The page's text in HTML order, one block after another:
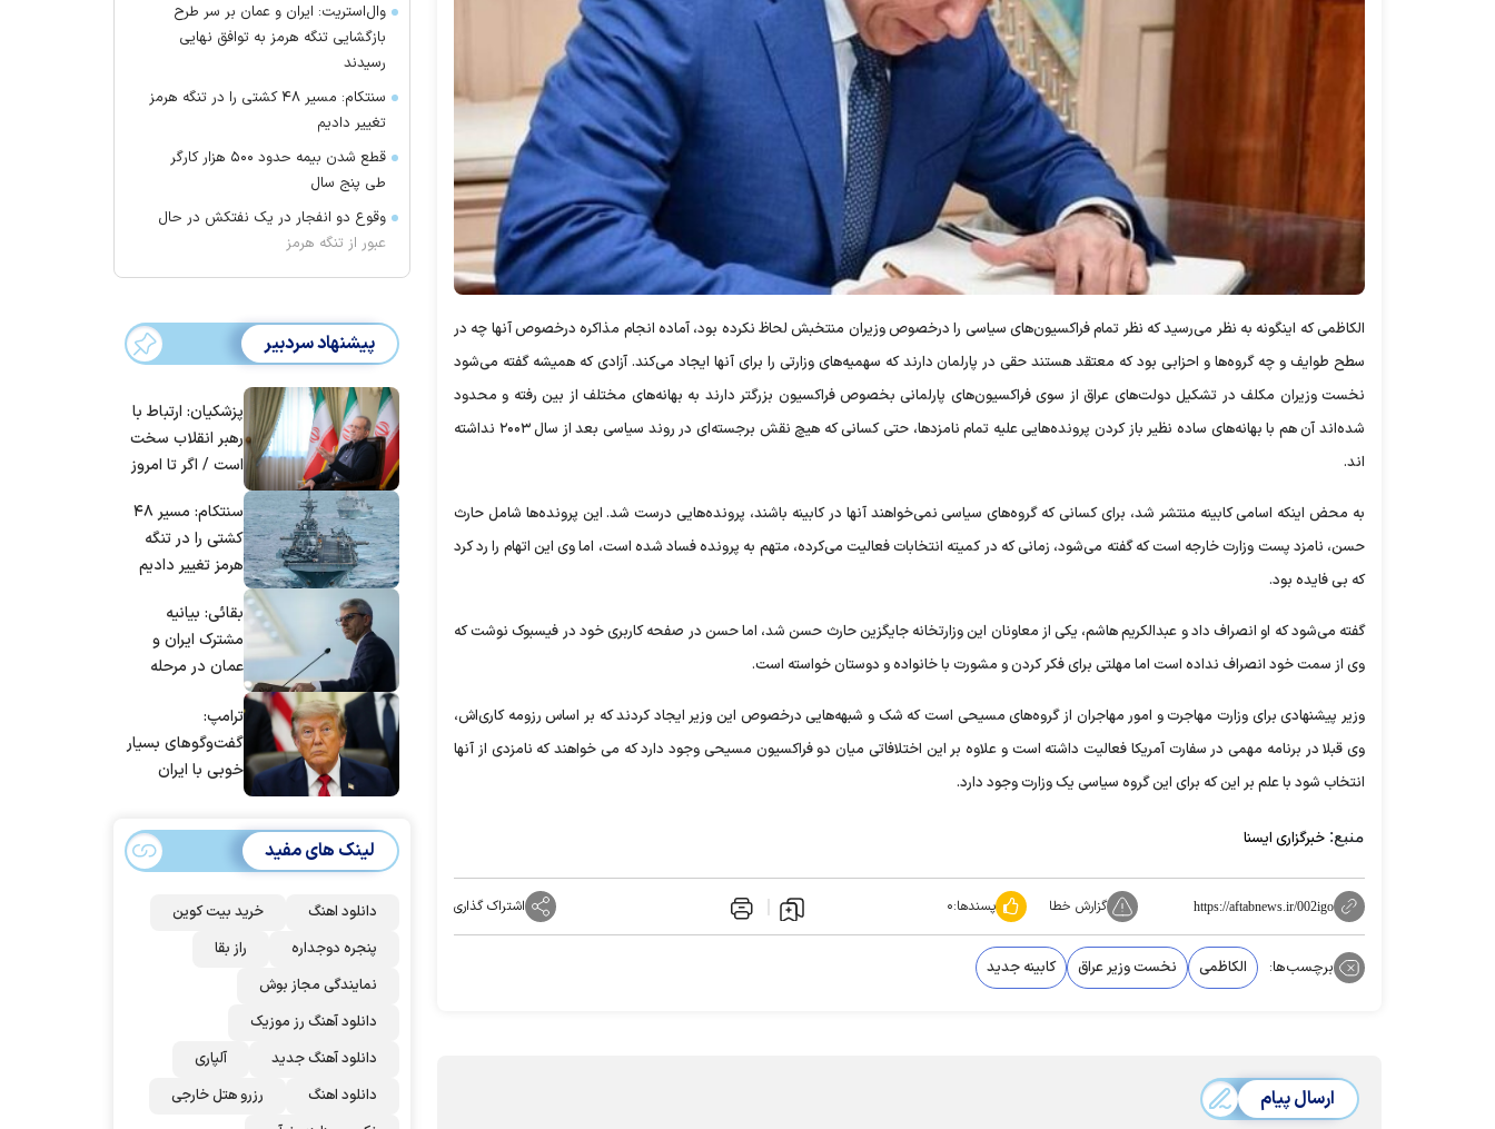
الکاظمی که اینگونه به نظر می‌رسید که نظر تمام فراکسیون‌های سیاسی را درخصوص وزیران منتخبش لحاظ نکرده بود، آماده انجام مذاکره درخصوص آنها چه در
سطح طوایف و چه گروه‌ها و احزابی بود که معتقد هستند حقی در پارلمان دارند که سهمیه‌های وزارتی را برای آنها ایجاد می‌کند. آزادی که همیشه گفته می‌شود
نخست وزیران مکلف در تشکیل دولت‌های عراق از سوی فراکسیون‌های پارلمانی بخصوص فراکسیون بزرگتر دارند به بهانه‌های مختلف از بین رفته و محدود
شده‌اند آن هم با بهانه‌های ساده نظیر باز کردن پرونده‌هایی علیه تمام نامزدها، حتی کسانی که هیچ نقش برجسته‌ای در روند سیاسی بعد از سال ۲۰۰۳ نداشته
اند.
به محض اینکه اسامی کابینه منتشر شد، برای کسانی که گروه‌های سیاسی نمی‌خواهند آنها در کابینه باشند، پرونده‌هایی درست شد. این پرونده‌ها شامل حارث
حسن، نامزد پست وزارت خارجه است که گفته می‌شود، زمانی که در کمیته انتخابات فعالیت می‌کرده، متهم به پرونده فساد شده است، اما وی این اتهام را رد کرد
که بی فایده‌ بود.
گفته می‌شود که او انصراف داد و عبدالکریم هاشم، یکی از معاونان این وزارتخانه جایگزین حارث حسن شد، اما حسن در صفحه کاربری خود در فیسبوک نوشت که
وی از سمت خود انصراف نداده است اما مهلتی برای فکر کردن و مشورت با خانواده و دوستان خواسته است.
وزیر پیشنهادی برای وزارت مهاجرت و امور مهاجران از گروه‌های مسیحی است که شک و شبهه‌هایی درخصوص این وزیر ایجاد کردند که بر اساس رزومه کاری‌اش،
وی قبلا در برنامه مهمی در سفارت آمریکا فعالیت داشته است و علاوه بر این اختلافاتی میان دو فراکسیون مسیحی وجود دارد که می خواهند که نامزدی از آنها
انتخاب شود با علم بر این که برای این گروه سیاسی یک وزارت وجود دارد.
منبع: خبرگزاری ایسنا
https://aftabnews.ir/002igo گزارش خطا پسندها:۰ اشتراک گذاری
برچسب‌ها: الکاظمی نخست وزیر عراق کابینه جدید
ارسال پیام
وال‌استریت: ایران و عمان بر سر طرح
بازگشایی تنگه هرمز به توافق نهایی
رسیدند
سنتکام: مسیر ۴۸ کشتی را در تنگه هرمز
تغییر دادیم
قطع شدن بیمه حدود ۵۰۰ هزار کارگر
طی پنج سال
وقوع دو انفجار در یک نفتکش در حال
عبور از تنگه هرمز
پیشنهاد سردبیر
پزشکیان: ارتباط با
رهبر انقلاب سخت
است / اگر تا امروز
مردم ایران استسنتکام: مسیر ۴۸
کشتی را در تنگه
هرمز تغییر دادیم
بقائی: بیانیه
مشترک ایران و
عمان در مرحله
است/ برنامه‌ای
برای سفر به قطر و
پاکستان نداریم
ترامپ:
گفت‌و‌گو‌های بسیار
خوبی با ایران
اذعان کنند | اگر
آنها دوباره زیر
توافق بزنند، ضربه
خورد
لینک های مفید
دانلود اهنگ
خرید بیت کوین
پنجره دوجداره
راز بقا
نمایندگی مجاز بوش
دانلود آهنگ رز‌ موزیک
دانلود آهنگ جدید
آلپاری
دانلود اهنگ
رزرو هتل خارجی